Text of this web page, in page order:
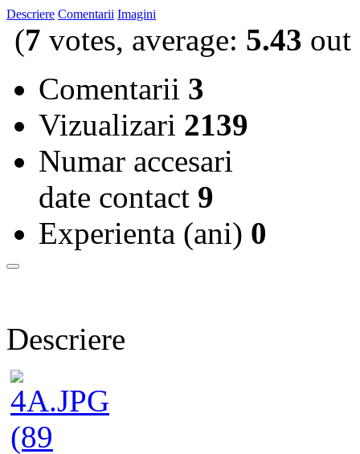
Descriere Comentarii Imagini
(7 votes, average: 5.43 out
Comentarii 3
Vizualizari 2139
Numar accesari
date contact 9
Experienta (ani) 0
Descriere